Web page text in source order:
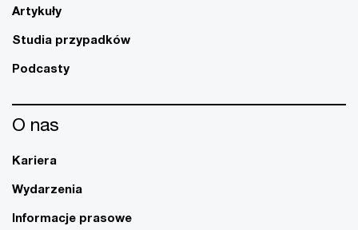
Artykuły
Studia przypadków
Podcasty
O nas
Kariera
Wydarzenia
Informacje prasowe